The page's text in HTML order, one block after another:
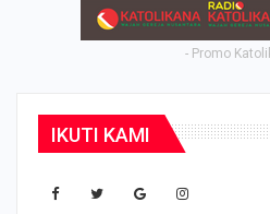
- Promo
IKUTI KAMI